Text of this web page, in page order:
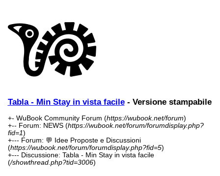
Tabla - Min Stay in vista facile- Versione stampabile
+- WuBook Community Forum (https://wubook.net/forum)
+-- Forum: NEWS (https://wubook.net/forum/forumdisplay.php?
fid=1)
+--- Forum: 💬 Idee Proposte e Discussioni
(https://wubook.net/forum/forumdisplay.php?fid=5)
+--- Discussione: Tabla - Min Stay in vista facile
(/showthread.php?tid=3006)